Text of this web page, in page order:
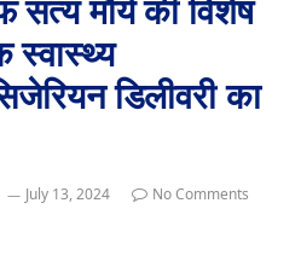
सत्य मौर्य की विशेष
स्वास्थ्य
डिलीवरी का
July 13, 2024
No Comments